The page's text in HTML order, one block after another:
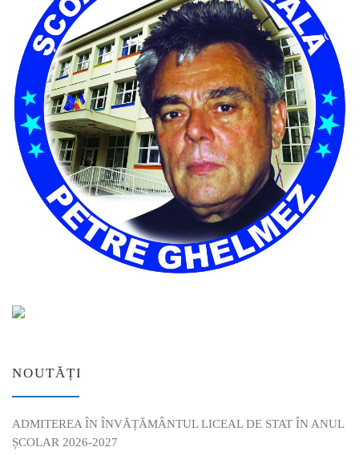
NOUTĂȚI
ADMITEREA ÎN ÎNVĂȚĂMÂNTUL LICEAL DE STAT ÎN ANUL
ȘCOLAR 2026-2027